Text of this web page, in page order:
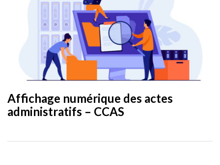
Affichage numérique des actes
administratifs – CCAS